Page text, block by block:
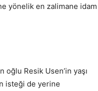
yönelik en zalimane idam
oğlu Resik Usen’in yaşı
isteği de yerine